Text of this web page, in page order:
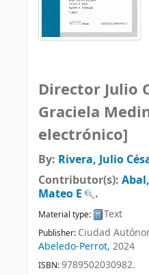
Director Julio
Graciela
electrónico]
By: Rivera, Julio
Contributor(s):
Mateo E
.
Material type: Text
Publisher: Ciudad
Abeledo-Perrot, 2024
ISBN:9789502030982.